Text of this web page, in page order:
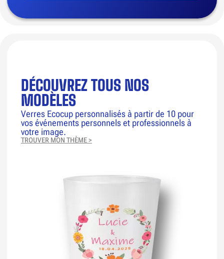
DÉCOUVREZ TOUS NOS
MODÈLES
Verres Ecocup personnalisés à partir de 10 pour
vos événements personnels et professionnels à
votre image.
TROUVER MON THÈME >